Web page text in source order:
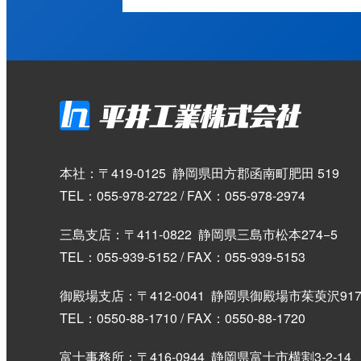
本社：〒419-0125 静岡県田方郡函南町肥田 519
TEL：055-978-2722 / FAX：055-978-2974
三島支店：〒411-0822 静岡県三島市松本274−5
TEL：055-939-5152 / FAX：055-939-5153
御殿場支店：〒412-0041 静岡県御殿場市茱萸沢
TEL：0550-88-1710 / FAX：0550-88-1720
富士事務所：〒416-0944 静岡県富士市横割3-2-14